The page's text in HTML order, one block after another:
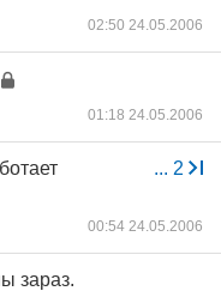
02:50 24.05.2006
01:18 24.05.2006
... 2
00:54 24.05.2006
зараз.